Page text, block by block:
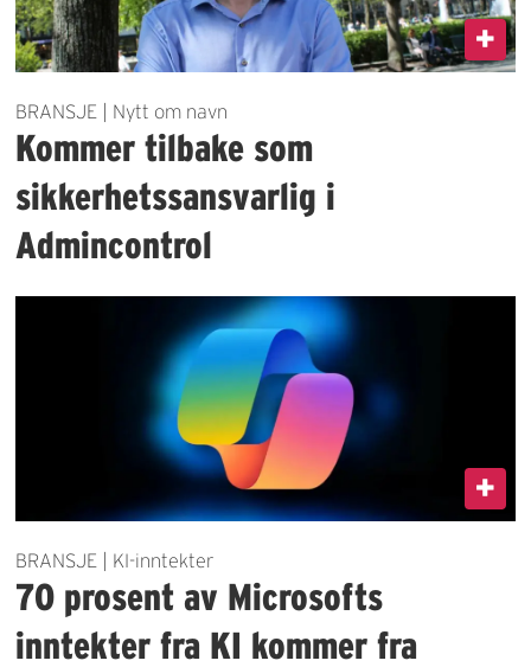
BRANSJE | Nytt om navn
Kommer tilbake som
sikkerhetssansvarlig i
Admincontrol
BRANSJE | KI-inntekter
70 prosent av Microsofts
inntekter fra KI kommer fra